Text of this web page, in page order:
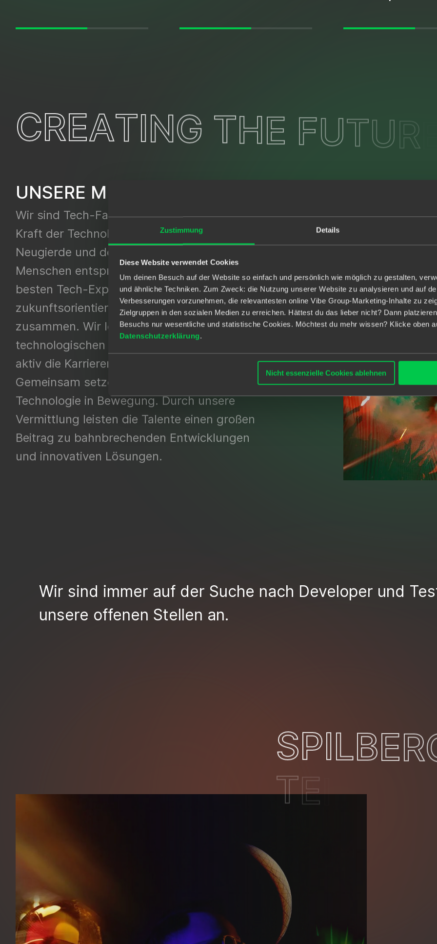
Zustimmung Details
Diese Website verwendet Cookies
Um deinen Besuch auf der Website so einfach und persönlich wie möglich zu gestalten,
und ähnliche Techniken. Zum Zweck: die Nutzung unserer Website zu analysieren und auf
Verbesserungen vorzunehmen, die relevantesten online Vibe Group-Marketing-Inhalte zu
Zielgruppen in den sozialen Medien zu erreichen. Hättest du das lieber nicht? Dann
Besuchs nur wesentliche und statistische Cookies. Möchtest du mehr wissen? Klicke oben
Datenschutzerklärung.
Nicht essenzielle Cookies ablehnen
CREATING THE FUTUR
UNSERE MISSION
Wir sind Tech-Fans. Wir glauben an die
Kraft der Technologie. Etwas, das der
Neugierde und dem Einfallsreichtum der
Menschen entspringt. Wir bringen die
besten Tech-Expert:innen mit
zukunftsorientierten Unternehmen
zusammen. Wir leisten unseren Beitrag zum
technologischen Fortschritt und fördern
aktiv die Karrieren ambitionierter Talente.
Gemeinsam setzen wir die Zukunft der
Technologie in Bewegung. Durch unsere
Vermittlung leisten die Talente einen großen
Beitrag zu bahnbrechenden Entwicklungen
und innovativen Lösungen.
Wir sind immer auf der Suche nach Developer und
unsere offenen Stellen an.
SPILBER
TEIL